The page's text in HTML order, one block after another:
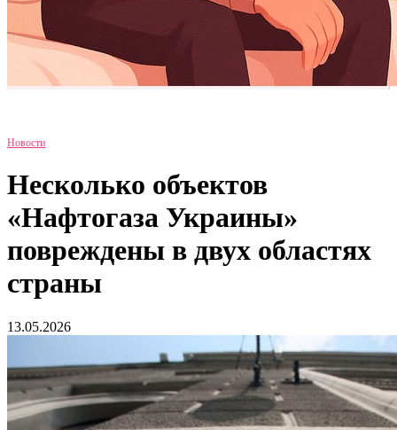
Новости
Несколько объектов
«Нафтогаза Украины»
повреждены в двух областях
страны
13.05.2026